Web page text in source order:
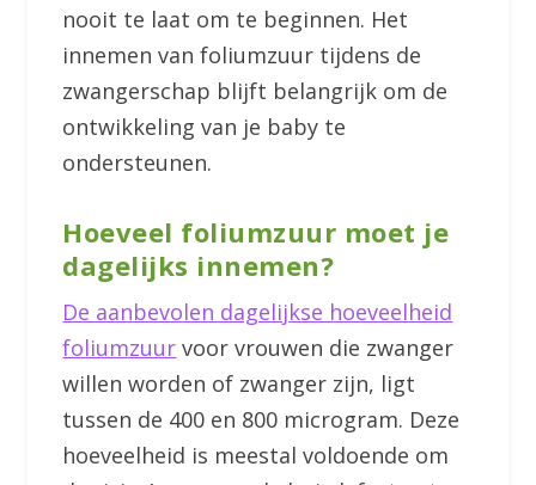
nooit te laat om te beginnen. Het
innemen van foliumzuur tijdens de
zwangerschap blijft belangrijk om de
ontwikkeling van je baby te
ondersteunen.
Hoeveel foliumzuur moet je
dagelijks innemen?
De aanbevolen dagelijkse hoeveelheid
foliumzuur voor vrouwen die zwanger
willen worden of zwanger zijn, ligt
tussen de 400 en 800 microgram. Deze
hoeveelheid is meestal voldoende om